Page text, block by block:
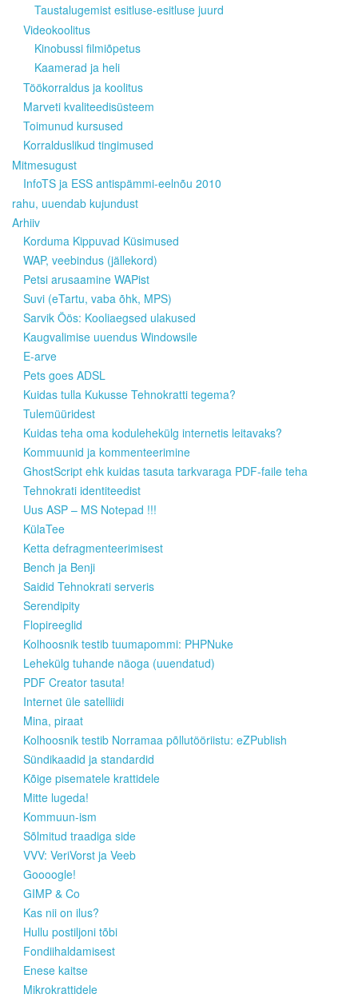
Taustalugemist esitluse-esitluse juurd
Videokoolitus
Kinobussi filmiõpetus
Kaamerad ja heli
Töökorraldus ja koolitus
Marveti kvaliteedisüsteem
Toimunud kursused
Korralduslikud tingimused
Mitmesugust
InfoTS ja ESS antispämmi-eelnõu 2010
rahu, uuendab kujundust
Arhiiv
Korduma Kippuvad Küsimused
WAP, veebindus (jällekord)
Petsi arusaamine WAPist
Suvi (eTartu, vaba õhk, MPS)
Sarvik Öös: Kooliaegsed ulakused
Kaugvalimise uuendus Windowsile
E-arve
Pets goes ADSL
Kuidas tulla Kukusse Tehnokratti tegema?
Tulemüüridest
Kuidas teha oma kodulehekülg internetis leitavaks?
Kommuunid ja kommenteerimine
GhostScript ehk kuidas tasuta tarkvaraga PDF-faile teha
Tehnokrati identiteedist
Uus ASP – MS Notepad !!!
KülaTee
Ketta defragmenteerimisest
Bench ja Benji
Saidid Tehnokrati serveris
Serendipity
Flopireeglid
Kolhoosnik testib tuumapommi: PHPNuke
Lehekülg tuhande näoga (uuendatud)
PDF Creator tasuta!
Internet üle satelliidi
Mina, piraat
Kolhoosnik testib Norramaa põllutööriistu: eZPublish
Sündikaadid ja standardid
Kõige pisematele krattidele
Mitte lugeda!
Kommuun-ism
Sõlmitud traadiga side
VVV: VeriVorst ja Veeb
Goooogle!
GIMP & Co
Kas nii on ilus?
Hullu postiljoni tõbi
Fondiihaldamisest
Enese kaitse
Mikrokrattidele